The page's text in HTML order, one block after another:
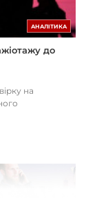
АНАЛІТИКА
до
на